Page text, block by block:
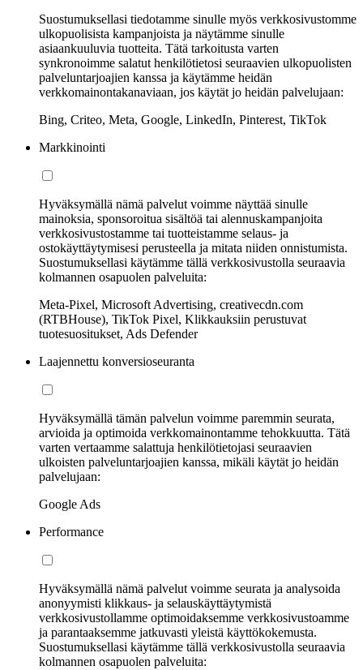
Suostumuksellasi tiedotamme sinulle myös verkkosivustomme
ulkopuolisista kampanjoista ja näytämme sinulle
asiaankuuluvia tuotteita. Tätä tarkoitusta varten
synkronoimme salatut henkilötietosi seuraavien ulkopuolisten
palveluntarjoajien kanssa ja käytämme heidän
verkkomainontakanaviaan, jos käytät jo heidän palvelujaan:
Bing, Criteo, Meta, Google, LinkedIn, Pinterest, TikTok
Markkinointi
Hyväksymällä nämä palvelut voimme näyttää sinulle
mainoksia, sponsoroitua sisältöä tai alennuskampanjoita
verkkosivustostamme tai tuotteistamme selaus- ja
ostokäyttäytymisesi perusteella ja mitata niiden onnistumista.
Suostumuksellasi käytämme tällä verkkosivustolla seuraavia
kolmannen osapuolen palveluita:
Meta-Pixel, Microsoft Advertising, creativecdn.com
(RTBHouse), TikTok Pixel, Klikkauksiin perustuvat
tuotesuositukset, Ads Defender
Laajennettu konversioseuranta
Hyväksymällä tämän palvelun voimme paremmin seurata,
arvioida ja optimoida verkkomainontamme tehokkuutta. Tätä
varten vertaamme salattuja henkilötietojasi seuraavien
ulkoisten palveluntarjoajien kanssa, mikäli käytät jo heidän
palvelujaan:
Google Ads
Performance
Hyväksymällä nämä palvelut voimme seurata ja analysoida
anonyymisti klikkaus- ja selauskäyttäytymistä
verkkosivustollamme optimoidaksemme verkkosivustoamme
ja parantaaksemme jatkuvasti yleistä käyttökokemusta.
Suostumuksellasi käytämme tällä verkkosivustolla seuraavia
kolmannen osapuolen palveluita: